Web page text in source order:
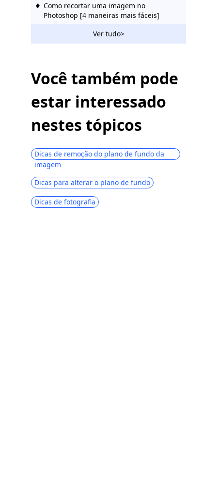
Como recortar uma imagem no
Photoshop [4 maneiras mais fáceis]
Melhores maneiras de converter JPG
para PNG transparente on-line
Ver tudo>
Você também pode
estar interessado
nestes tópicos
Dicas de remoção do plano de fundo da
imagem
Dicas para alterar o plano de fundo
Dicas de fotografia